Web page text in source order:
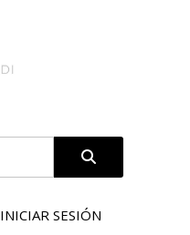
INICIAR SESIÓN